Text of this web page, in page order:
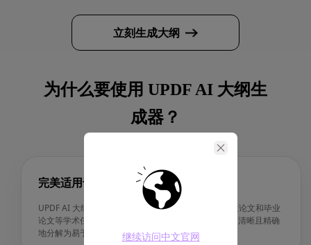
继续访问中文官网
立刻生成大纲
为什么要使用 UPDF AI 大纲生
成器？
完美适用于学术写作
UPDF AI 大纲生成器特别适用于论文、研究报告、学位论文和毕业
论文等学术任务，它帮助学生和研究人员将复杂的主题清晰且精确
地分解为易于处理的部分。